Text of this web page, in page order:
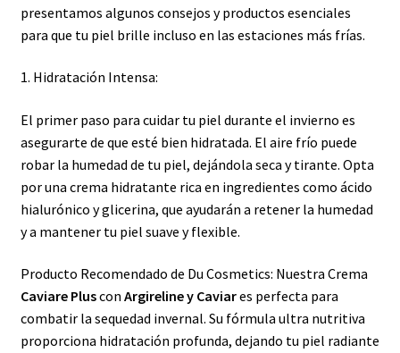
presentamos algunos consejos y productos esenciales
para que tu piel brille incluso en las estaciones más frías.
1. Hidratación Intensa:
El primer paso para cuidar tu piel durante el invierno es
asegurarte de que esté bien hidratada. El aire frío puede
robar la humedad de tu piel, dejándola seca y tirante. Opta
por una crema hidratante rica en ingredientes como ácido
hialurónico y glicerina, que ayudarán a retener la humedad
y a mantener tu piel suave y flexible.
Producto Recomendado de Du Cosmetics: Nuestra Crema
Caviare Pluscon Argireline y Caviares perfecta para
combatir la sequedad invernal. Su fórmula ultra nutritiva
proporciona hidratación profunda, dejando tu piel radiante